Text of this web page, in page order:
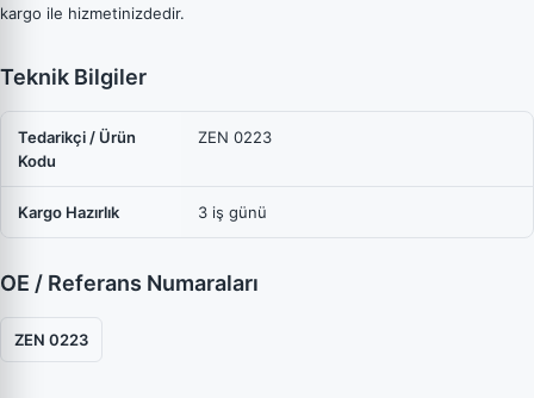
kargo ile hizmetinizdedir.
Teknik Bilgiler
Tedarikçi / Ürün
Kodu
ZEN 0223
Kargo Hazırlık 3 iş günü
OE / Referans Numaraları
ZEN 0223